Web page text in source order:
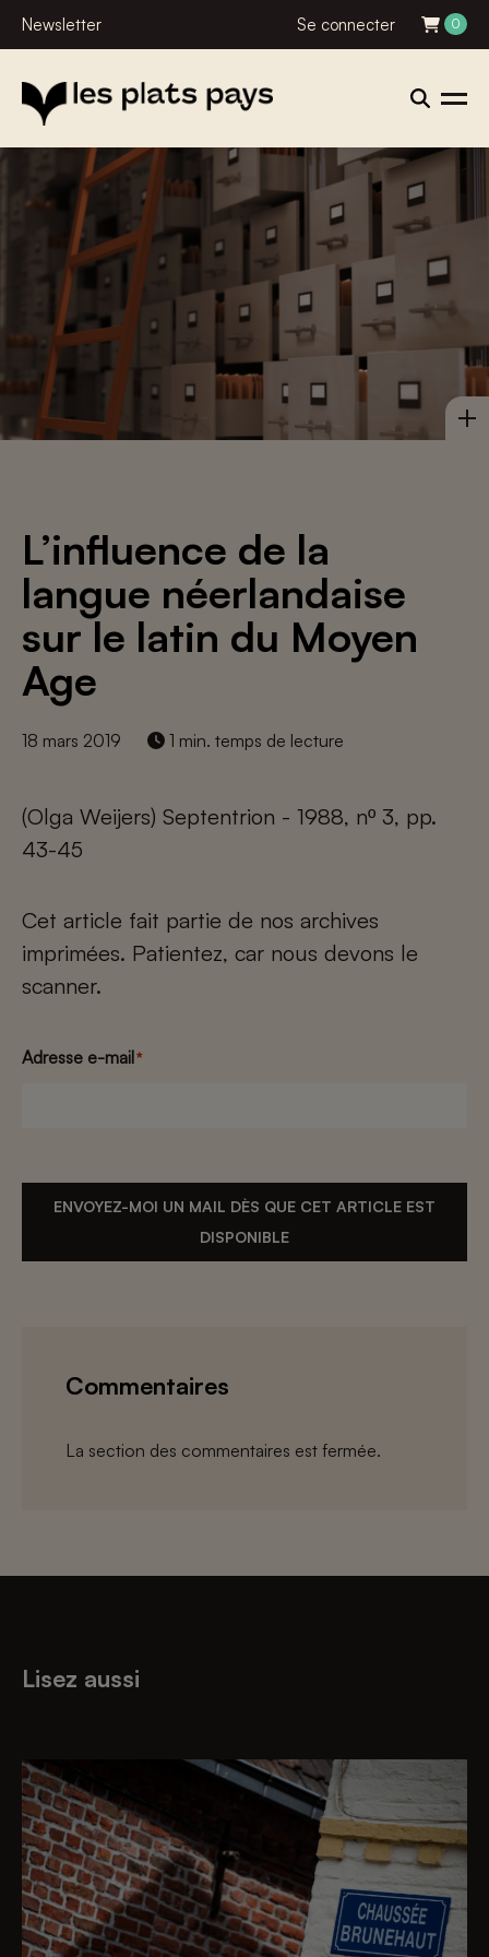
Newsletter Se connecter 0
L’influence de la
langue néerlandaise
sur le latin du Moyen
Age
18 mars 2019 1 min. temps de lecture
(Olga Weijers) Septentrion - 1988, nº 3, pp.
43-45
Cet article fait partie de nos archives
imprimées. Patientez, car nous devons le
scanner.
Adresse e-mail*
ENVOYEZ-MOI UN MAIL DÈS QUE CET ARTICLE EST
DISPONIBLE
Commentaires
La section des commentaires est fermée.
Lisez aussi